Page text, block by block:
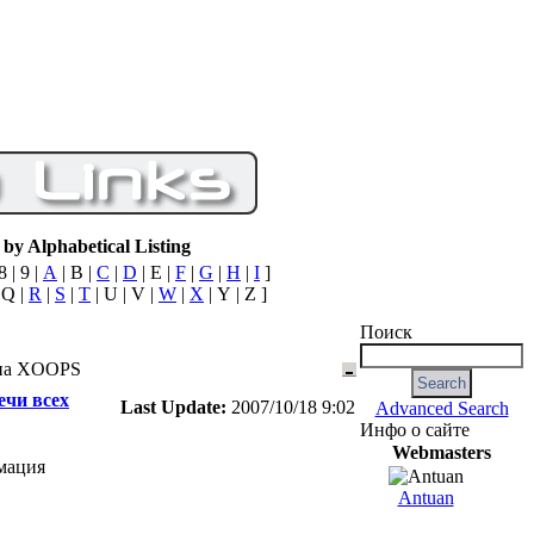
Alphabetical Listing
| 9 | A | B | C | D | E | F | G | H | I ]
| R | S | T | U | V | W | X | Y | Z ]
XOOPS
всех
Last Update: 2007/10/18 9:02
Поиск
Advanced Search
Инфо о сайте
Webmasters
Antuan